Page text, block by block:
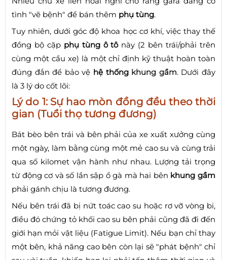
tình "vẽ bệnh" để bán thêm phụ tùng.
Tuy nhiên, dưới góc độ khoa học cơ khí, việc thay thế
đồng bộ cặp phụ tùng ô tônày (2 bên trái/phải trên
cùng một cầu xe) là một chỉ định kỹ thuật hoàn toàn
đúng đắn để bảo vệ hệ thống khung gầm. Dưới đây
là 3 lý do cốt lõi:
Lý do 1: Sự hao mòn đồng đều theo thời
gian (Tuổi thọ tương đương)
Bát bèo bên trái và bên phải của xe xuất xưởng cùng
một ngày, làm bằng cùng một mẻ cao su và cùng trải
qua số kilomet vận hành như nhau. Lượng tải trọng
từ động cơ và số lần sập ổ gà mà hai bên khung gầm
phải gánh chịu là tương đương.
Nếu bên trái đã bị nứt toác cao su hoặc rơ vỡ vòng bi,
điều đó chứng tỏ khối cao su bên phải cũng đã đi đến
giới hạn mỏi vật liệu (Fatigue Limit). Nếu bạn chỉ thay
một bên, khả năng cao bên còn lại sẽ "phát bệnh" chỉ